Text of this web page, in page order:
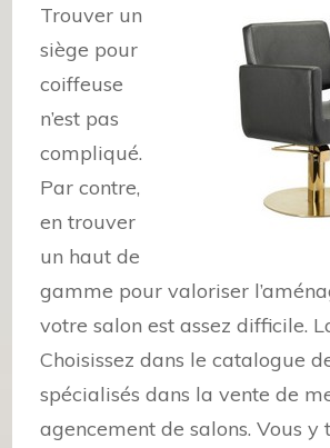
Trouver un
siège pour
coiffeuse
n’est pas
compliqué.
Par contre,
en trouver
un haut de
gamme pour valoriser
votre salon est assez difficile.
Choisissez dans le catalogue
spécialisés dans la vente de
agencement de salons. Vous y